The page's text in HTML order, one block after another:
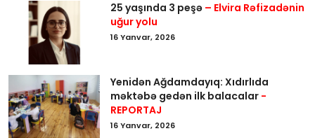
25 yaşında 3 peşə – Elvira Rəfizadənin
uğur yolu
16 Yanvar, 2026
Yenidən Ağdamdayıq: Xıdırlıda
məktəbə gedən ilk balacalar -
REPORTAJ
16 Yanvar, 2026